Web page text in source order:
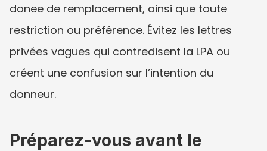
donee de remplacement, ainsi que toute
restriction ou préférence. Évitez les lettres
privées vagues qui contredisent la LPA ou
créent une confusion sur l’intention du
donneur.
Préparez-vous avant le